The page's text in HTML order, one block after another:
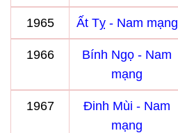
1965 Ất Tỵ - Nam mạng
1966
Bính Ngọ - Nam
mạng
1967
Đinh Mùi - Nam
mạng